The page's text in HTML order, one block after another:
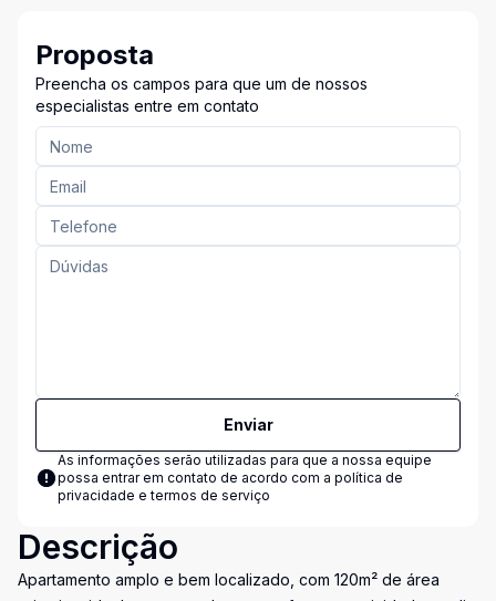
Proposta
Preencha os campos para que um de nossos
especialistas entre em contato
Enviar
As informações serão utilizadas para que a nossa equipe
possa entrar em contato de acordo com a política de
privacidade e termos de serviço
Descrição
Apartamento amplo e bem localizado, com 120m² de área